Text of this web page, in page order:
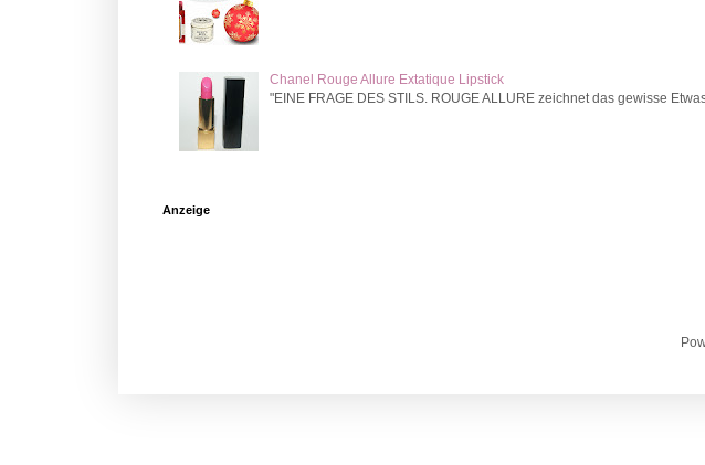
Chanel Rouge Allure Extatique Lipstick
"EINE FRAGE DES STILS. ROUGE ALLURE zeichnet das gewisse
Anzeige